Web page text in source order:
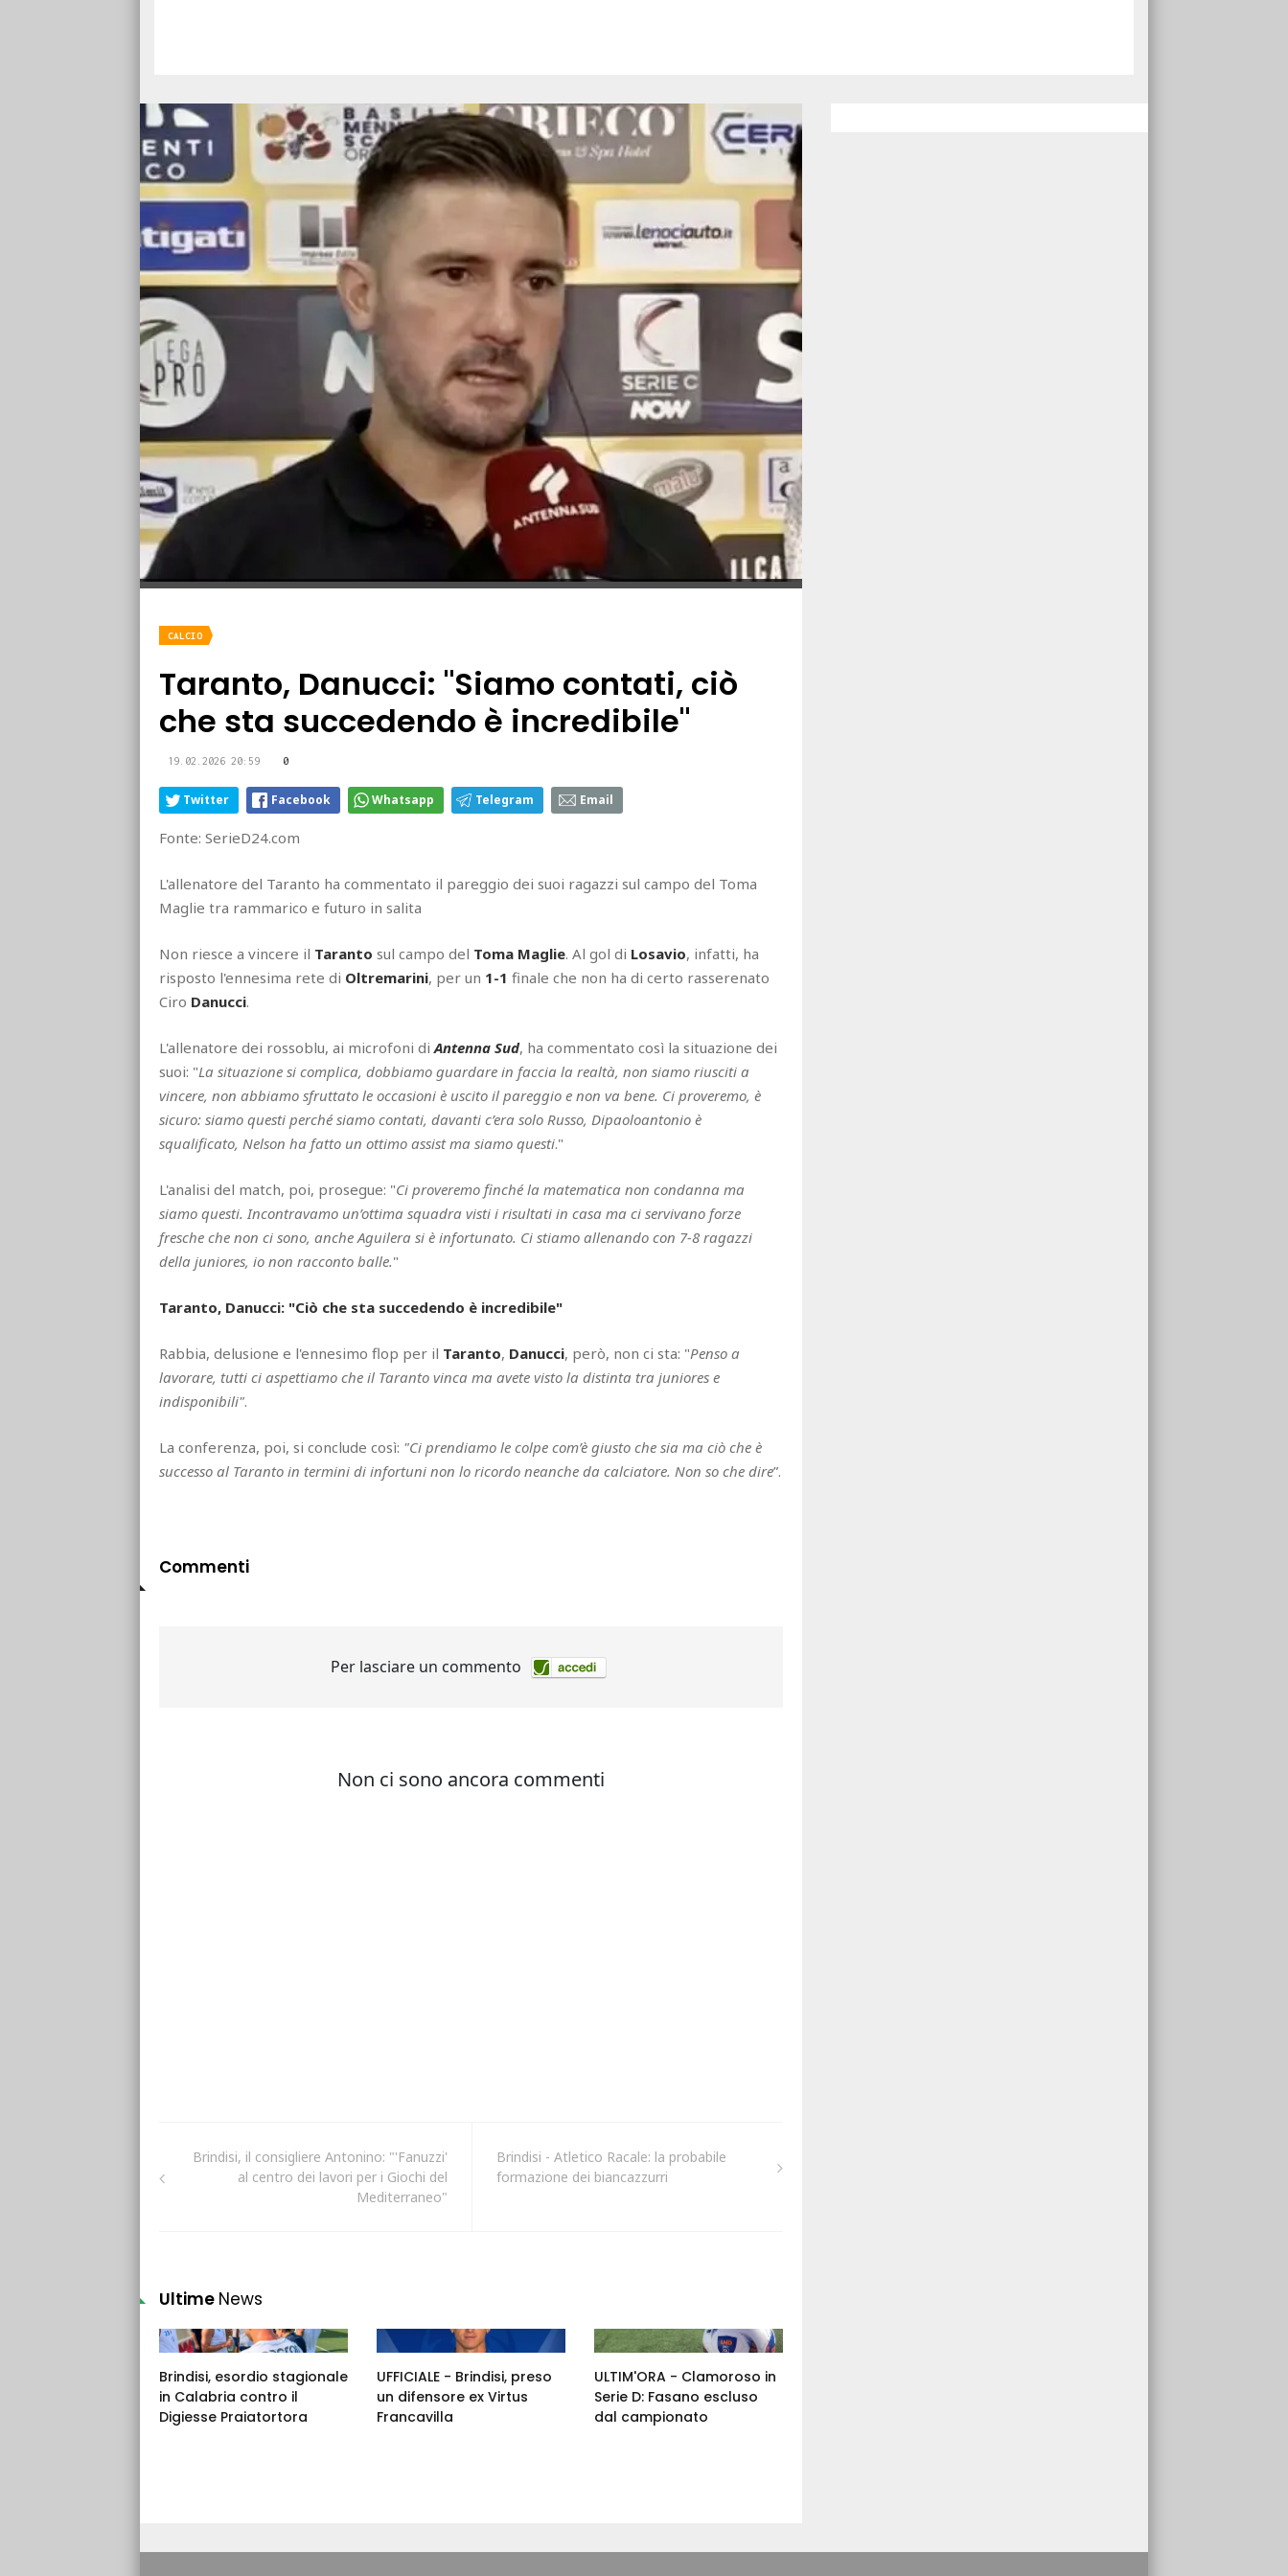
CALCIO
Taranto, Danucci: "Siamo contati, ciò
che sta succedendo è incredibile"
19.02.2026 20:59 0
Twitter Facebook Whatsapp Telegram Email
Fonte: SerieD24.com
L'allenatore del Taranto ha commentato il pareggio dei suoi ragazzi sul campo del Toma
Maglie tra rammarico e futuro in salita
Non riesce a vincere il Taranto sul campo del Toma Maglie. Al gol di Losavio, infatti, ha
risposto l'ennesima rete di Oltremarini, per un 1-1 finale che non ha di certo rasserenato
Ciro Danucci.
L'allenatore dei rossoblu, ai microfoni diAntenna Sud, ha commentato così la situazione dei
suoi: "La situazione si complica, dobbiamo guardare in faccia la realtà, non siamo riusciti a
vincere, non abbiamo sfruttato le occasioni è uscito il pareggio e non va bene. Ci proveremo, è
sicuro: siamo questi perché siamo contati, davanti c’era solo Russo, Dipaoloantonio è
squalificato, Nelson ha fatto un ottimo assist ma siamo questi."
L'analisi del match, poi, prosegue: "Ci proveremo finché la matematica non condanna ma
siamo questi. Incontravamo un’ottima squadra visti i risultati in casa ma ci servivano forze
fresche che non ci sono, anche Aguilera si è infortunato. Ci stiamo allenando con 7-8 ragazzi
della juniores, io non racconto balle."
Taranto, Danucci: "Ciò che sta succedendo è incredibile"
Rabbia, delusione e l'ennesimo flop per il Taranto, Danucci, però, non ci sta: "Penso a
lavorare, tutti ci aspettiamo che il Taranto vinca ma avete visto la distinta tra juniores e
indisponibili".
La conferenza, poi, si conclude così: "Ci prendiamo le colpe com’è giusto che sia ma ciò che è
successo al Taranto in termini di infortuni non lo ricordo neanche da calciatore. Non so che dire”.
Commenti
Brindisi, il consigliere Antonino: "'Fanuzzi'
al centro dei lavori per i Giochi del
Mediterraneo"
Brindisi - Atletico Racale: la probabile
formazione dei biancazzurri
Ultime News
Brindisi, esordio stagionale
in Calabria contro il
Digiesse Praiatortora
UFFICIALE - Brindisi, preso
un difensore ex Virtus
Francavilla
ULTIM'ORA - Clamoroso in
Serie D: Fasano escluso
dal campionato